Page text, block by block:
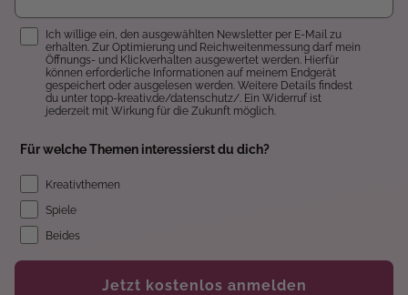
Einwilligung
Ich willige ein, den ausgewählten Newsletter per E-Mail zu
erhalten. Zur Optimierung und Reichweitenmessung darf mein
Öffnungs- und Klickverhalten ausgewertet werden. Hierfür
können erforderliche Informationen auf meinem Endgerät
gespeichert oder ausgelesen werden. Weitere Details findest
du unter topp-kreativ.de/datenschutz/. Ein Widerruf ist
jederzeit mit Wirkung für die Zukunft möglich.
Für welche Themen interessierst du dich?
Kreativthemen
Spiele
Beides
Jetzt kostenlos anmelden